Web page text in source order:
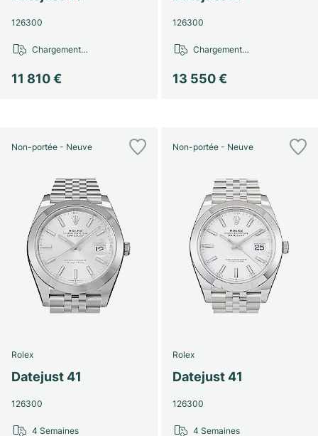
126300
11 810 €
Chargement…
126300
13 550 €
Chargement…
Non-portée - Neuve
Rolex
Datejust 41
126300
4 Semaines
Non-portée - Neuve
Rolex
Datejust 41
126300
4 Semaines